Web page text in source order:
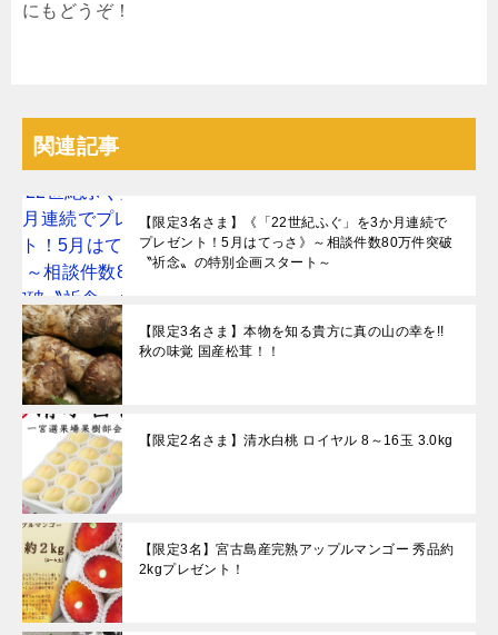
にもどうぞ！
関連記事
【限定3名さま】《「22世紀ふぐ」を3か月連続で
プレゼント！5月はてっさ》～相談件数80万件突破
〝祈念〟の特別企画スタート～
【限定3名さま】本物を知る貴方に真の山の幸を!!
秋の味覚 国産松茸！！
【限定2名さま】清水白桃 ロイヤル 8～16玉 3.0kg
【限定3名】宮古島産完熟アップルマンゴー 秀品約
2kgプレゼント！